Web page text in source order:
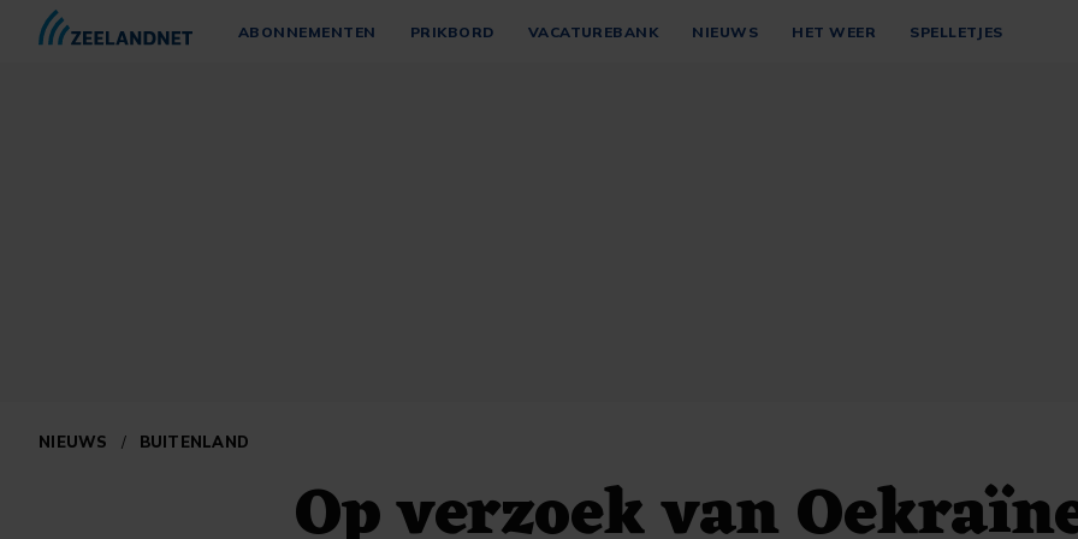
ABONNEMENTEN PRIKBORD VACATUREBANK NIEUWS HET WEER SPELLETJES
NIEUWS / BUITENLAND